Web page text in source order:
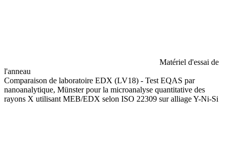
Matériel d'essai de
l'anneau
Comparaison de laboratoire EDX (LV18) - Test EQAS par
nanoanalytique, Münster pour la microanalyse quantitative des
rayons X utilisant MEB/EDX selon ISO 22309 sur alliage Y-Ni-Si